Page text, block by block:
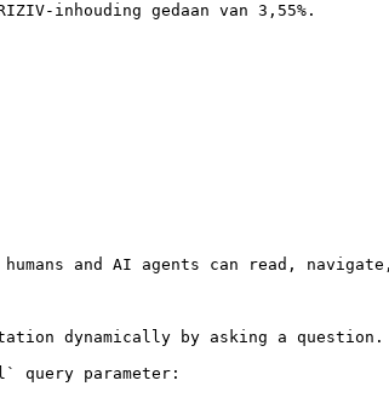
inhouding gedaan van 3,55%.
and AI agents can read,
dynamically by asking a question.
query parameter: